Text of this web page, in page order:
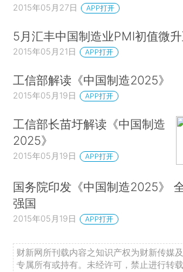
2015年05月27日 APP打开
5月汇丰中国制造业PMI初值微升
2015年05月21日 APP打开
工信部解读《中国制造2025》
2015年05月19日 APP打开
工信部长苗圩解读《中国制造
2025》
2015年05月19日 APP打开
国务院印发《中国制造2025》
强国
2015年05月19日 APP打开
财新网所刊载内容之知识产权为财新传媒
专属所有或持有。未经许可，禁止进行转